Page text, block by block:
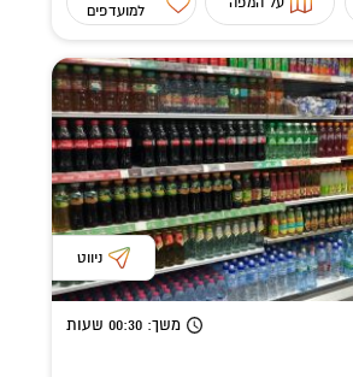
למועדפים
ניווט
משך: 00:30 שעות